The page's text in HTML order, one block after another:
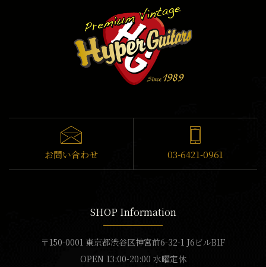
お問い合わせ 03-6421-0961
SHOP Information
〒150-0001 東京都渋谷区神宮前6-32-1 J6ビルB1F
OPEN 13:00-20:00 水曜定休